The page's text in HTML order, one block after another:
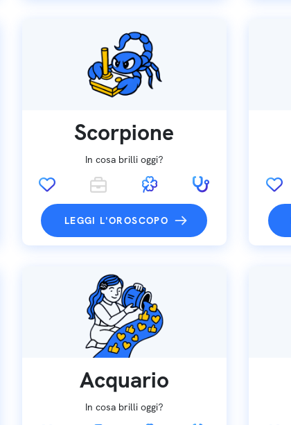
Scorpione
In cosa brilli oggi?
LEGGI L'OROSCOPO
Acquario
In cosa brilli oggi?